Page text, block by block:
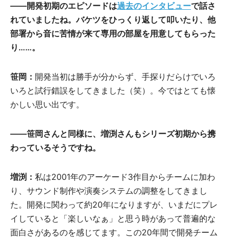
――開発初期のエピソードは過去のインタビューで話さ
れていましたね。バケツをひっくり返して叩いたり、他
部署から音に苦情が来て専用の部屋を用意してもらった
り……。
笹岡： 開発当初は勝手が分からず、手探りだらけでいろ
いろと試行錯誤をしてきました（笑）。今ではとても懐
かしい思い出です。
――笹岡さんと同様に、増渕さんもシリーズ初期から携
わっているそうですね。
増渕： 私は2001年のアーケード3作目からチームに加わ
り、サウンド制作や演奏システムの調整をしてきまし
た。開発に関わって約20年になりますが、いまだにプレ
イしていると「楽しいなぁ」と思う時があって普遍的な
面白さがあるのを感じてます。この20年間で開発チーム